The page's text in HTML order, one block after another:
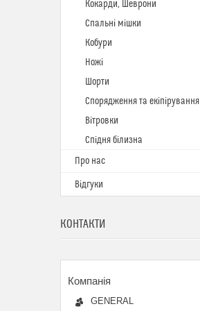
Кокарди, Шеврони
Спальні мішки
Кобури
Ножі
Шорти
Спорядження та екіпірування
Вітровки
Спідня білизна
Про нас
Відгуки
КОНТАКТИ
GENERAL